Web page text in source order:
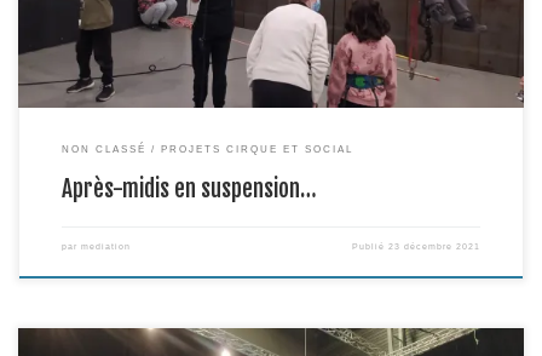
NON CLASSÉ PROJETS CIRQUE ET SOCIAL
Après-midis en suspension…
par mediation Publié23 décembre 2021